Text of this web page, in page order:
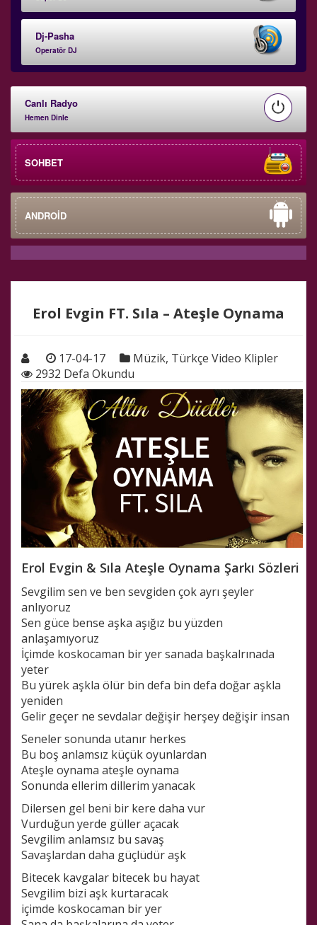
Dj-Pasha
Operatör DJ
Canlı Radyo
Hemen Dinle
SOHBET
ANDROİD
Erol Evgin FT. Sıla – Ateşle Oynama
17-04-17 Müzik, Türkçe Video Klipler
2932 Defa Okundu
Erol Evgin & Sıla Ateşle Oynama Şarkı Sözleri
Sevgilim sen ve ben sevgiden çok ayrı şeyler
anlıyoruz
Sen güce bense aşka aşığız bu yüzden
anlaşamıyoruz
İçimde koskocaman bir yer sanada başkalrınada
yeter
Bu yürek aşkla ölür bin defa bin defa doğar aşkla
yeniden
Gelir geçer ne sevdalar değişir herşey değişir insan
Seneler sonunda utanır herkes
Bu boş anlamsız küçük oyunlardan
Ateşle oynama ateşle oynama
Sonunda ellerim dillerim yanacak
Dilersen gel beni bir kere daha vur
Vurduğun yerde güller açacak
Sevgilim anlamsız bu savaş
Savaşlardan daha güçlüdür aşk
Bitecek kavgalar bitecek bu hayat
Sevgilim bizi aşk kurtaracak
içimde koskocaman bir yer